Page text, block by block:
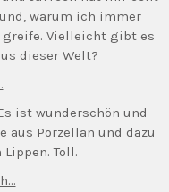
warum ich immer
greife. Vielleicht gibt es
dieser Welt?
ist wunderschön und
aus Porzellan und dazu
Toll.